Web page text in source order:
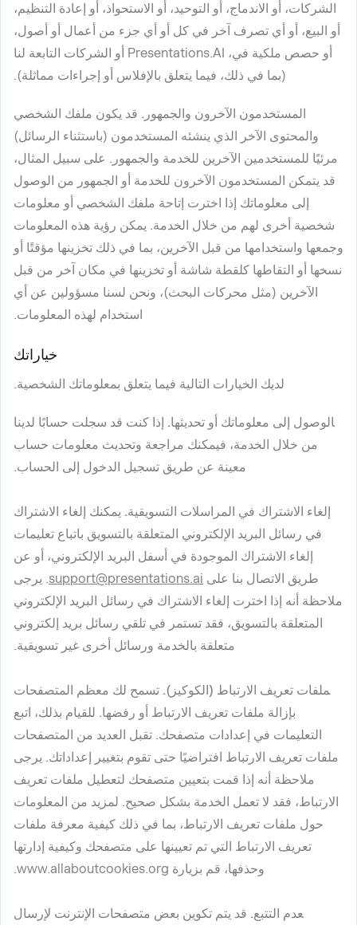
الشركات، أو الاندماج، أو التوحيد، أو الاستحواذ، أو إعادة التنظيم،
أو البيع، أو أي تصرف آخر في كل أو أي جزء من أعمال أو أصول،
أو حصص ملكية في، Presentations.AI أو الشركات التابعة لنا
(بما في ذلك، فيما يتعلق بالإفلاس أو إجراءات مماثلة).
المستخدمون الآخرون والجمهور. قد يكون ملفك الشخصي
والمحتوى الآخر الذي ينشئه المستخدمون (باستثناء الرسائل)
مرئيًا للمستخدمين الآخرين للخدمة والجمهور. على سبيل المثال،
قد يتمكن المستخدمون الآخرون للخدمة أو الجمهور من الوصول
إلى معلوماتك إذا اخترت إتاحة ملفك الشخصي أو معلومات
شخصية أخرى لهم من خلال الخدمة. يمكن رؤية هذه المعلومات
وجمعها واستخدامها من قبل الآخرين، بما في ذلك تخزينها مؤقتًا أو
نسخها أو التقاطها كلقطة شاشة أو تخزينها في مكان آخر من قبل
الآخرين (مثل محركات البحث)، ونحن لسنا مسؤولين عن أي
استخدام لهذه المعلومات.
خياراتك
لديك الخيارات التالية فيما يتعلق بمعلوماتك الشخصية.
الوصول إلى معلوماتك أو تحديثها. إذا كنت قد سجلت حسابًا لدينا
من خلال الخدمة، فيمكنك مراجعة وتحديث معلومات حساب
معينة عن طريق تسجيل الدخول إلى الحساب.
إلغاء الاشتراك في المراسلات التسويقية. يمكنك إلغاء الاشتراك
في رسائل البريد الإلكتروني المتعلقة بالتسويق باتباع تعليمات
إلغاء الاشتراك الموجودة في أسفل البريد الإلكتروني، أو عن
طريق الاتصال بنا على support@presentations.ai. يرجى
ملاحظة أنه إذا اخترت إلغاء الاشتراك في رسائل البريد الإلكتروني
المتعلقة بالتسويق، فقد تستمر في تلقي رسائل بريد إلكتروني
متعلقة بالخدمة ورسائل أخرى غير تسويقية.
ملفات تعريف الارتباط (الكوكيز). تسمح لك معظم المتصفحات
بإزالة ملفات تعريف الارتباط أو رفضها. للقيام بذلك، اتبع
التعليمات في إعدادات متصفحك. تقبل العديد من المتصفحات
ملفات تعريف الارتباط افتراضيًا حتى تقوم بتغيير إعداداتك. يرجى
ملاحظة أنه إذا قمت بتعيين متصفحك لتعطيل ملفات تعريف
الارتباط، فقد لا تعمل الخدمة بشكل صحيح. لمزيد من المعلومات
حول ملفات تعريف الارتباط، بما في ذلك كيفية معرفة ملفات
تعريف الارتباط التي تم تعيينها على متصفحك وكيفية إدارتها
وحذفها، قم بزيارة www.allaboutcookies.org.
عدم التتبع. قد يتم تكوين بعض متصفحات الإنترنت لإرسال